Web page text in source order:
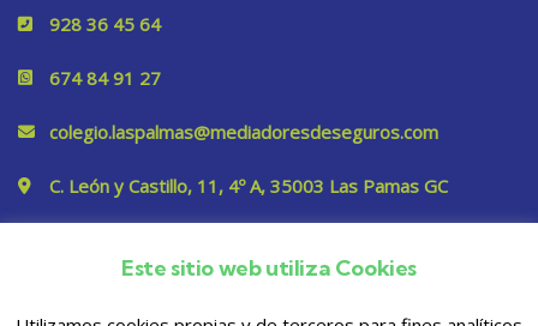
928 36 45 64
674 84 91 27
colegio.laspalmas@mediadoresdeseguros.com
C. León y Castillo, 11, 4º A, 35003 Las Pamas GC
PrivacidadEste sitio web utiliza Cookies